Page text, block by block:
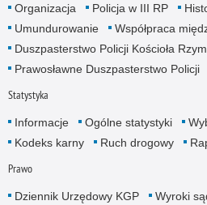
Organizacja
Policja w III RP
Umundurowanie
Współpraca
Duszpasterstwo Policji Kościoła
Prawosławne Duszpasterstwo Policji
Statystyka
Informacje Ogólne statystyki
Kodeks karny
Ruch drogowy
Prawo
Dziennik Urzędowy KGP Wyroki